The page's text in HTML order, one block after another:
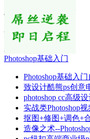
Photoshop基础入门
Photoshop基础入
致设计酷熊ps创意
photoshop cc高级
实战类Photoshop
抠图+修图+调色+
造像之术--